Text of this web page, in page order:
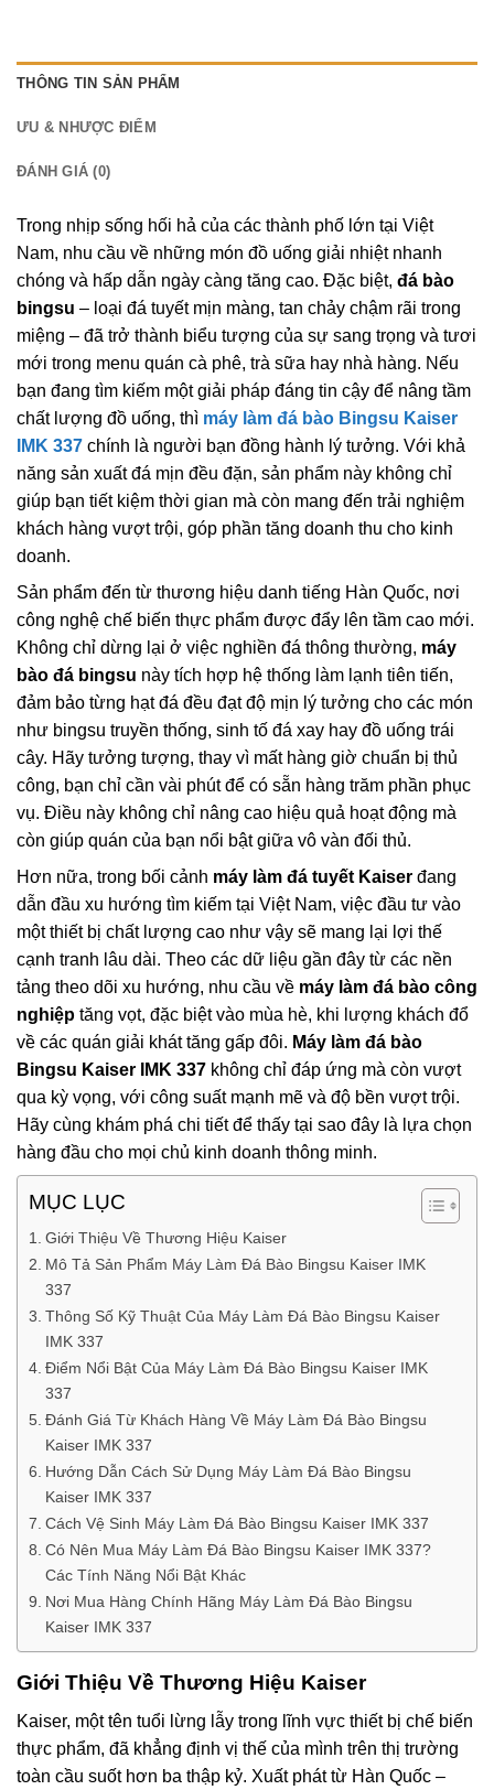
THÔNG TIN SẢN PHẨM
ƯU & NHƯỢC ĐIỂM
ĐÁNH GIÁ (0)
Trong nhịp sống hối hả của các thành phố lớn tại Việt
Nam, nhu cầu về những món đồ uống giải nhiệt nhanh
chóng và hấp dẫn ngày càng tăng cao. Đặc biệt, đá bào
bingsu – loại đá tuyết mịn màng, tan chảy chậm rãi trong
miệng – đã trở thành biểu tượng của sự sang trọng và tươi
mới trong menu quán cà phê, trà sữa hay nhà hàng. Nếu
bạn đang tìm kiếm một giải pháp đáng tin cậy để nâng tầm
chất lượng đồ uống, thì máy làm đá bào Bingsu Kaiser
IMK 337 chính là người bạn đồng hành lý tưởng. Với khả
năng sản xuất đá mịn đều đặn, sản phẩm này không chỉ
giúp bạn tiết kiệm thời gian mà còn mang đến trải nghiệm
khách hàng vượt trội, góp phần tăng doanh thu cho kinh
doanh.
Sản phẩm đến từ thương hiệu danh tiếng Hàn Quốc, nơi
công nghệ chế biến thực phẩm được đẩy lên tầm cao mới.
Không chỉ dừng lại ở việc nghiền đá thông thường, máy
bào đá bingsu này tích hợp hệ thống làm lạnh tiên tiến,
đảm bảo từng hạt đá đều đạt độ mịn lý tưởng cho các món
như bingsu truyền thống, sinh tố đá xay hay đồ uống trái
cây. Hãy tưởng tượng, thay vì mất hàng giờ chuẩn bị thủ
công, bạn chỉ cần vài phút để có sẵn hàng trăm phần phục
vụ. Điều này không chỉ nâng cao hiệu quả hoạt động mà
còn giúp quán của bạn nổi bật giữa vô vàn đối thủ.
Hơn nữa, trong bối cảnh máy làm đá tuyết Kaiser đang
dẫn đầu xu hướng tìm kiếm tại Việt Nam, việc đầu tư vào
một thiết bị chất lượng cao như vậy sẽ mang lại lợi thế
cạnh tranh lâu dài. Theo các dữ liệu gần đây từ các nền
tảng theo dõi xu hướng, nhu cầu về máy làm đá bào công
nghiệp tăng vọt, đặc biệt vào mùa hè, khi lượng khách đổ
về các quán giải khát tăng gấp đôi. Máy làm đá bào
Bingsu Kaiser IMK 337 không chỉ đáp ứng mà còn vượt
qua kỳ vọng, với công suất mạnh mẽ và độ bền vượt trội.
Hãy cùng khám phá chi tiết để thấy tại sao đây là lựa chọn
hàng đầu cho mọi chủ kinh doanh thông minh.
MỤC LỤC
Giới Thiệu Về Thương Hiệu Kaiser
Mô Tả Sản Phẩm Máy Làm Đá Bào Bingsu Kaiser IMK
337
Thông Số Kỹ Thuật Của Máy Làm Đá Bào Bingsu Kaiser
IMK 337
Điểm Nổi Bật Của Máy Làm Đá Bào Bingsu Kaiser IMK
337
Đánh Giá Từ Khách Hàng Về Máy Làm Đá Bào Bingsu
Kaiser IMK 337
Hướng Dẫn Cách Sử Dụng Máy Làm Đá Bào Bingsu
Kaiser IMK 337
Cách Vệ Sinh Máy Làm Đá Bào Bingsu Kaiser IMK 337
Có Nên Mua Máy Làm Đá Bào Bingsu Kaiser IMK 337?
Các Tính Năng Nổi Bật Khác
Nơi Mua Hàng Chính Hãng Máy Làm Đá Bào Bingsu
Kaiser IMK 337
Giới Thiệu Về Thương Hiệu Kaiser
Kaiser, một tên tuổi lừng lẫy trong lĩnh vực thiết bị chế biến
thực phẩm, đã khẳng định vị thế của mình trên thị trường
toàn cầu suốt hơn ba thập kỷ. Xuất phát từ Hàn Quốc –